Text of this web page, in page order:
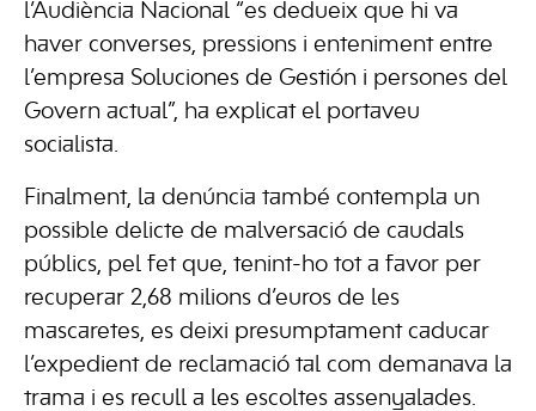
l’Audiència Nacional “es dedueix que hi va
haver converses, pressions i enteniment entre
l’empresa Soluciones de Gestión i persones del
Govern actual”, ha explicat el portaveu
socialista.
Finalment, la denúncia també contempla un
possible delicte de malversació de caudals
públics, pel fet que, tenint-ho tot a favor per
recuperar 2,68 milions d’euros de les
mascaretes, es deixi presumptament caducar
l’expedient de reclamació tal com demanava la
trama i es recull a les escoltes assenyalades.